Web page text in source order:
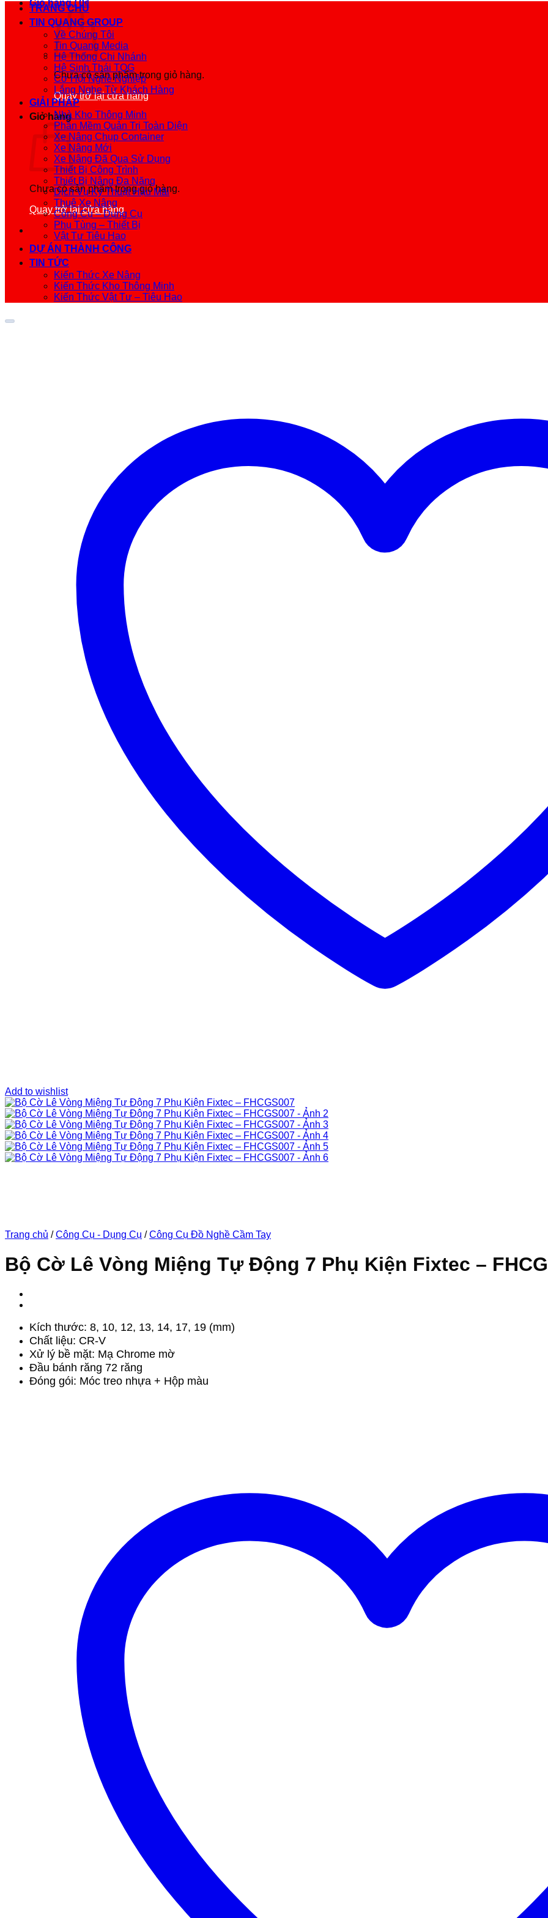
Giỏ hàng /0₫
Chưa có sản phẩm trong giỏ hàng.
Quay trở lại cửa hàng
Giỏ hàng
Chưa có sản phẩm trong giỏ hàng.
Quay trở lại cửa hàng
TRANG CHỦ
TIN QUANG GROUP
Về Chúng Tôi
Tin Quang Media
Hệ Thống Chi Nhánh
Hệ Sinh Thái TQG
Cơ Hội Nghề Nghiệp
Lắng Nghe Từ Khách Hàng
GIẢI PHÁP
Nhà Kho Thông Minh
Phần Mềm Quản Trị Toàn Diện
Xe Nâng Chụp Container
Xe Nâng Mới
Xe Nâng Đã Qua Sử Dụng
Thiết Bị Công Trình
Thiết Bị Nâng Đa Năng
Dịch Vụ Kỹ Thuật Hậu Mãi
Thuê Xe Nâng
Công Cụ – Dụng Cụ
Phụ Tùng – Thiết Bị
Vật Tư Tiêu Hao
DỰ ÁN THÀNH CÔNG
TIN TỨC
Kiến Thức Xe Nâng
Kiến Thức Kho Thông Minh
Kiến Thức Vật Tư – Tiêu Hao
Add to wishlist
Trang chủ / Công Cụ - Dụng Cụ / Công Cụ Đồ Nghề Cầm Tay
Bộ Cờ Lê Vòng Miệng Tự Động 7 Phụ Kiện Fixtec –
Kích thước: 8, 10, 12, 13, 14, 17, 19 (mm)
Chất liệu: CR-V
Xử lý bề mặt: Mạ Chrome mờ
Đầu bánh răng 72 răng
Đóng gói: Móc treo nhựa + Hộp màu